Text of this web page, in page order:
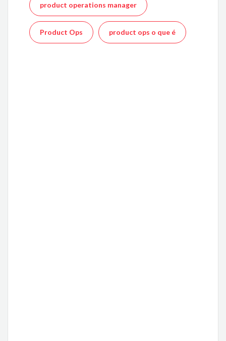
product operations manager
Product Ops product ops o que é